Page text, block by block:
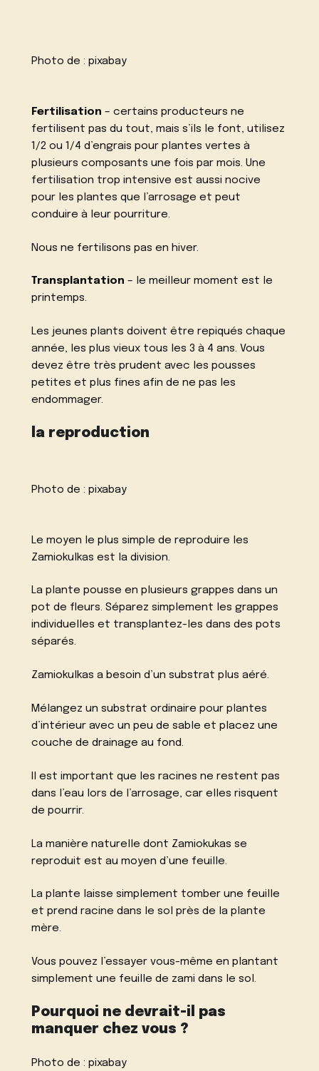
Photo de :pixabay
Fertilisation – certains producteurs ne
fertilisent pas du tout, mais s’ils le font, utilisez
1/2 ou 1/4 d’engrais pour plantes vertes à
plusieurs composants une fois par mois. Une
fertilisation trop intensive est aussi nocive
pour les plantes que l’arrosage et peut
conduire à leur pourriture.
Nous ne fertilisons pas en hiver.
Transplantation – le meilleur moment est le
printemps.
Les jeunes plants doivent être repiqués chaque
année, les plus vieux tous les 3 à 4 ans. Vous
devez être très prudent avec les pousses
petites et plus fines afin de ne pas les
endommager.
la reproduction
Photo de :pixabay
Le moyen le plus simple de reproduire les
Zamiokulkas est la division.
La plante pousse en plusieurs grappes dans un
pot de fleurs. Séparez simplement les grappes
individuelles et transplantez-les dans des pots
séparés.
Zamiokulkas a besoin d’un substrat plus aéré.
Mélangez un substrat ordinaire pour plantes
d’intérieur avec un peu de sable et placez une
couche de drainage au fond.
Il est important que les racines ne restent pas
dans l’eau lors de l’arrosage, car elles risquent
de pourrir.
La manière naturelle dont Zamiokukas se
reproduit est au moyen d’une feuille.
La plante laisse simplement tomber une feuille
et prend racine dans le sol près de la plante
mère.
Vous pouvez l’essayer vous-même en plantant
simplement une feuille de zami dans le sol.
Pourquoi ne devrait-il pas
manquer chez vous ?
Photo de :pixabay